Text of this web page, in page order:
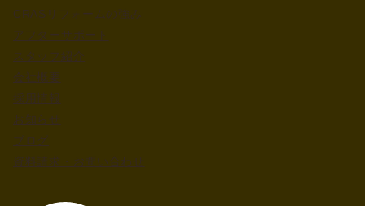
CRASリフォームの強み
アフターサポート
ブログ
スタッフ紹介
会社概要
採用情報
お知らせ
資料請求・お問い合わせ